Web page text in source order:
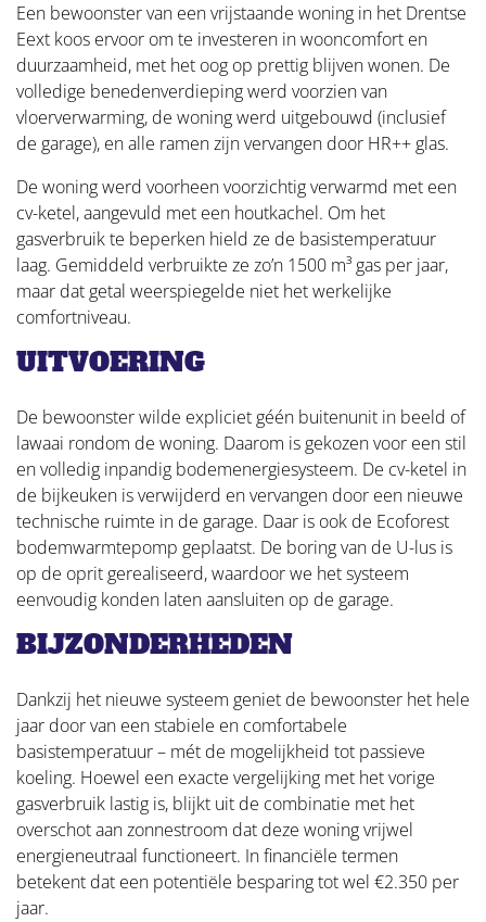
Een bewoonster van een vrijstaande woning in het Drentse
Eext koos ervoor om te investeren in wooncomfort en
duurzaamheid, met het oog op prettig blijven wonen. De
volledige benedenverdieping werd voorzien van
vloerverwarming, de woning werd uitgebouwd (inclusief
de garage), en alle ramen zijn vervangen door HR++ glas.
De woning werd voorheen voorzichtig verwarmd met een
cv-ketel, aangevuld met een houtkachel. Om het
gasverbruik te beperken hield ze de basistemperatuur
laag. Gemiddeld verbruikte ze zo’n 1500 m³ gas per jaar,
maar dat getal weerspiegelde niet het werkelijke
comfortniveau.
UITVOERING
De bewoonster wilde expliciet géén buitenunit in beeld of
lawaai rondom de woning. Daarom is gekozen voor een stil
en volledig inpandig bodemenergiesysteem. De cv-ketel in
de bijkeuken is verwijderd en vervangen door een nieuwe
technische ruimte in de garage. Daar is ook de Ecoforest
bodemwarmtepomp geplaatst. De boring van de U-lus is
op de oprit gerealiseerd, waardoor we het systeem
eenvoudig konden laten aansluiten op de garage.
BIJZONDERHEDEN
Dankzij het nieuwe systeem geniet de bewoonster het hele
jaar door van een stabiele en comfortabele
basistemperatuur – mét de mogelijkheid tot passieve
koeling. Hoewel een exacte vergelijking met het vorige
gasverbruik lastig is, blijkt uit de combinatie met het
overschot aan zonnestroom dat deze woning vrijwel
energieneutraal functioneert. In financiële termen
betekent dat een potentiële besparing tot wel €2.350 per
jaar.